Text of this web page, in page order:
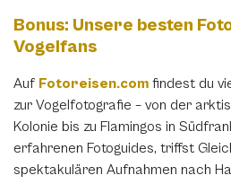
Bonus: Unsere besten
Vogelfans
Auf Fotoreisen.com findest du
zur Vogelfotografie – von der
Kolonie bis zu Flamingos in
erfahrenen Fotoguides, triffst
spektakulären Aufnahmen nach